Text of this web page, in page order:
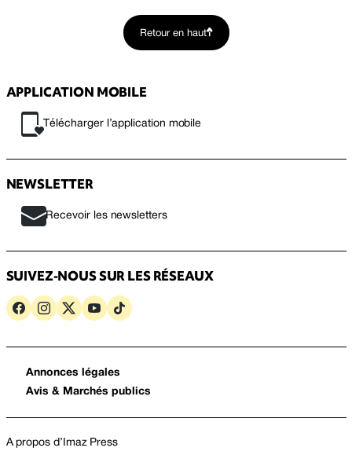
Retour en haut
APPLICATION MOBILE
Télécharger l’application mobile
NEWSLETTER
Recevoir les newsletters
SUIVEZ-NOUS SUR LES RÉSEAUX
Annonces légales
Avis & Marchés publics
A propos d’Imaz Press